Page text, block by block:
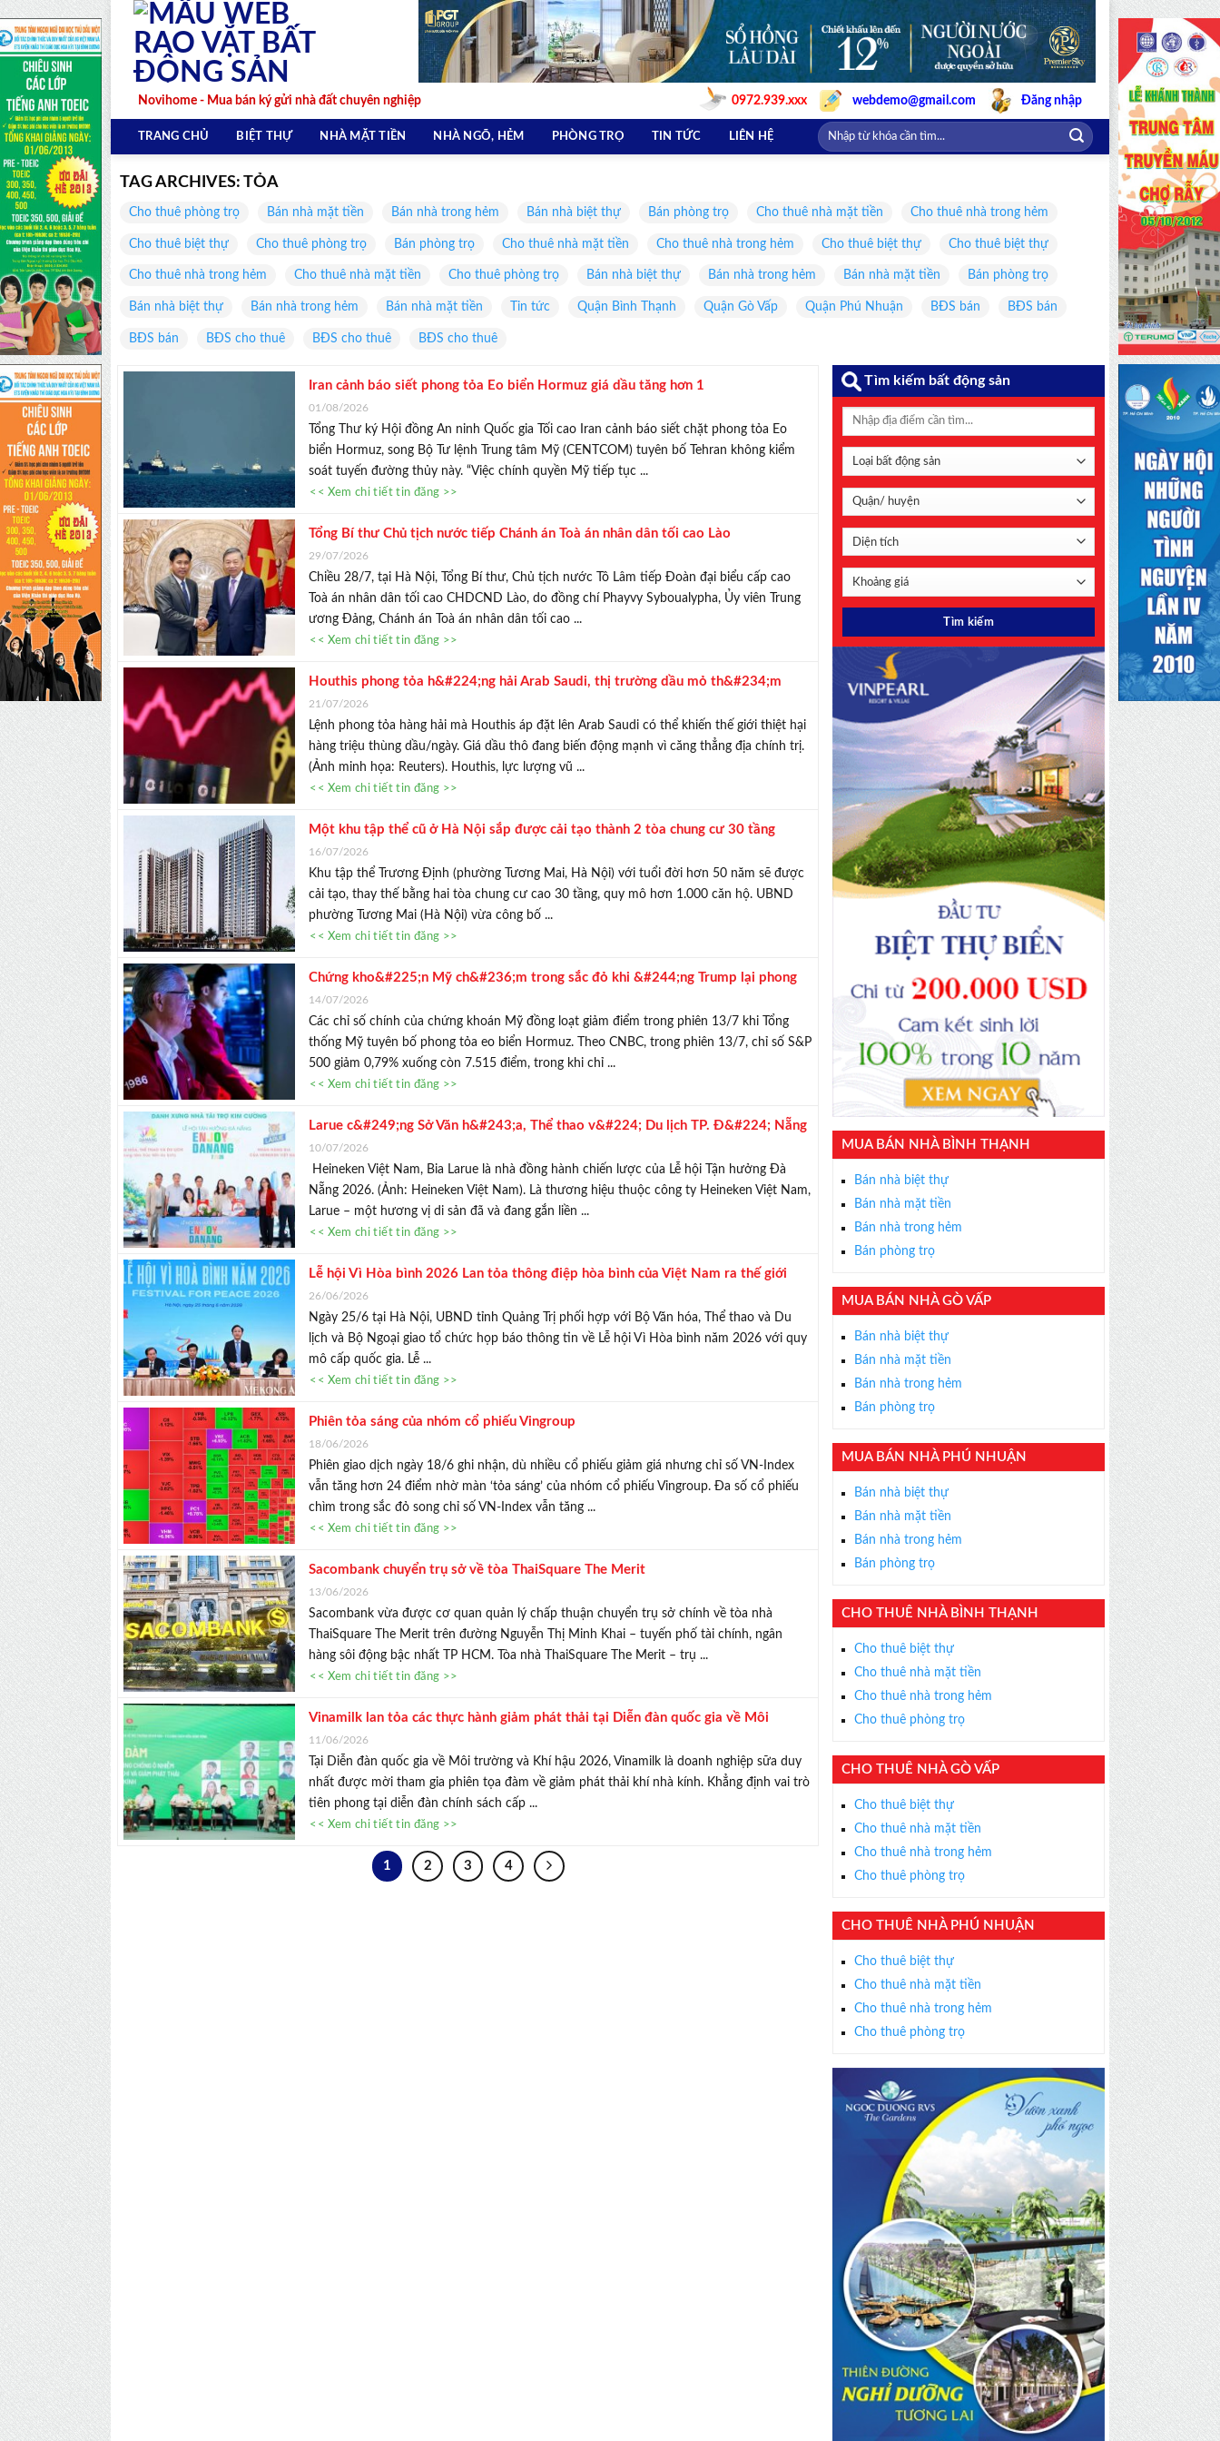
TƯ VẤN MIỄN PHÍ
Với hơn 1000 căn nhà và 50 sales thân thiện, nhiệt tình,
×
Skip
content
Novihome - Mua bán ký gửi nhà đất chuyên nghiệp 0972.939.xxx webdemo@gmail.com Đăng nhập
TRANG CHỦ BIỆT THỰ NHÀ MẶT TIỀN NHÀ NGÕ, HẺM PHÒNG TRỌ TIN TỨC LIÊN HỆ
TAG ARCHIVES: TỎA
Cho thuê phòng trọ Bán nhà mặt tiền Bán nhà trong hẻm Bán nhà biệt thự Bán phòng trọ Cho thuê nhà mặt tiền Cho thuê nhà trong hẻm
Cho thuê biệt thự Cho thuê phòng trọ Bán phòng trọ Cho thuê nhà mặt tiền Cho thuê nhà trong hẻm Cho thuê biệt thự Cho thuê biệt thự
Cho thuê nhà trong hẻm Cho thuê nhà mặt tiền Cho thuê phòng trọ Bán nhà biệt thự Bán nhà trong hẻm Bán nhà mặt tiền Bán phòng trọ
Bán nhà biệt thự Bán nhà trong hẻm Bán nhà mặt tiền Tin tức Quận Bình Thạnh Quận Gò Vấp Quận Phú Nhuận BĐS bán BĐS bán
BĐS bán BĐS cho thuê BĐS cho thuê BĐS cho thuê
Iran cảnh báo siết phong tỏa Eo biển Hormuz giá dầu tăng hơn 1
01/08/2026
Tổng Thư ký Hội đồng An ninh Quốc gia Tối cao Iran cảnh báo siết chặt phong tỏa Eo
biển Hormuz, song Bộ Tư lệnh Trung tâm Mỹ (CENTCOM) tuyên bố Tehran không kiểm
soát tuyến đường thủy này. “Việc chính quyền Mỹ tiếp tục ...
<< Xem chi tiết tin đăng >>
Tổng Bí thư Chủ tịch nước tiếp Chánh án Toà án nhân dân tối cao Lào
29/07/2026
Chiều 28/7, tại Hà Nội, Tổng Bí thư, Chủ tịch nước Tô Lâm tiếp Đoàn đại biểu cấp cao
Toà án nhân dân tối cao CHDCND Lào, do đồng chí Phayvy Syboualypha, Ủy viên Trung
ương Đảng, Chánh án Toà án nhân dân tối cao ...
<< Xem chi tiết tin đăng >>
Houthis phong tỏa h&#224;ng hải Arab Saudi, thị trường dầu mỏ th&#234;m
&#225;p lực
21/07/2026
Lệnh phong tỏa hàng hải mà Houthis áp đặt lên Arab Saudi có thể khiến thế giới thiệt hại
hàng triệu thùng dầu/ngày. Giá dầu thô đang biến động mạnh vì căng thẳng địa chính trị.
(Ảnh minh họa: Reuters). Houthis, lực lượng vũ ...
<< Xem chi tiết tin đăng >>
Một khu tập thể cũ ở Hà Nội sắp được cải tạo thành 2 tòa chung cư 30 tầng
16/07/2026
Khu tập thể Trương Định (phường Tương Mai, Hà Nội) với tuổi đời hơn 50 năm sẽ được
cải tạo, thay thế bằng hai tòa chung cư cao 30 tầng, quy mô hơn 1.000 căn hộ. UBND
phường Tương Mai (Hà Nội) vừa công bố ...
<< Xem chi tiết tin đăng >>
Chứng kho&#225;n Mỹ ch&#236;m trong sắc đỏ khi &#244;ng Trump lại phong
tỏa eo biển Hormuz
14/07/2026
Các chỉ số chính của chứng khoán Mỹ đồng loạt giảm điểm trong phiên 13/7 khi Tổng
thống Mỹ tuyên bố phong tỏa eo biển Hormuz. Theo CNBC, trong phiên 13/7, chỉ số S&P
500 giảm 0,79% xuống còn 7.515 điểm, trong khi chỉ ...
<< Xem chi tiết tin đăng >>
Larue c&#249;ng Sở Văn h&#243;a, Thể thao v&#224; Du lịch TP. Đ&#224; Nẵng
lan tỏa gi&#225; trị văn h&#243;a, ẩm thực v&#224; du lịch địa phương
10/07/2026
Nẵng 2026. (Ảnh: Heineken Việt Nam). ‏Là thương hiệu thuộc công ty Heineken Việt Nam,
Larue – một hương vị di sản đã và đang gắ‏‏n liền ...
<< Xem chi tiết tin đăng >>
Lễ hội Vì Hòa bình 2026 Lan tỏa thông điệp hòa bình của Việt Nam ra thế giới
26/06/2026
Ngày 25/6 tại Hà Nội, UBND tỉnh Quảng Trị phối hợp với Bộ Văn hóa, Thể thao và Du
lịch và Bộ Ngoại giao tổ chức họp báo thông tin về Lễ hội Vì Hòa bình năm 2026 với quy
mô cấp quốc gia. Lễ ...
<< Xem chi tiết tin đăng >>
Phiên tỏa sáng của nhóm cổ phiếu Vingroup
18/06/2026
Phiên giao dịch ngày 18/6 ghi nhận, dù nhiều cổ phiếu giảm giá nhưng chỉ số VN-Index
vẫn tăng hơn 24 điểm nhờ màn ‘tỏa sáng’ của nhóm cổ phiếu Vingroup. Đa số cổ phiếu
chìm trong sắc đỏ song chỉ số VN-Index vẫn tăng ...
<< Xem chi tiết tin đăng >>
Sacombank chuyển trụ sở về tòa ThaiSquare The Merit
13/06/2026
Sacombank vừa được cơ quan quản lý chấp thuận chuyển trụ sở chính về tòa nhà
ThaiSquare The Merit trên đường Nguyễn Thị Minh Khai – tuyến phố tài chính, ngân
hàng sôi động bậc nhất TP HCM. Tòa nhà ThaiSquare The Merit – trụ ...
<< Xem chi tiết tin đăng >>
Vinamilk lan tỏa các thực hành giảm phát thải tại Diễn đàn quốc gia về Môi
trường
11/06/2026
Tại Diễn đàn quốc gia về Môi trường và Khí hậu 2026, Vinamilk là doanh nghiệp sữa duy
nhất được mời tham gia phiên tọa đàm về giảm phát thải khí nhà kính. Khẳng định vai trò
tiên phong tại diễn đàn chính sách cấp ...
<< Xem chi tiết tin đăng >>
1 2 3 4
Tìm kiếm bất động sản
MUA BÁN NHÀ BÌNH THẠNH
Bán nhà biệt thự
Bán nhà mặt tiền
Bán nhà trong hẻm
Bán phòng trọ
MUA BÁN NHÀ GÒ VẤP
Bán nhà biệt thự
Bán nhà mặt tiền
Bán nhà trong hẻm
Bán phòng trọ
MUA BÁN NHÀ PHÚ NHUẬN
Bán nhà biệt thự
Bán nhà mặt tiền
Bán nhà trong hẻm
Bán phòng trọ
CHO THUÊ NHÀ BÌNH THẠNH
Cho thuê biệt thự
Cho thuê nhà mặt tiền
Cho thuê nhà trong hẻm
Cho thuê phòng trọ
CHO THUÊ NHÀ GÒ VẤP
Cho thuê biệt thự
Cho thuê nhà mặt tiền
Cho thuê nhà trong hẻm
Cho thuê phòng trọ
CHO THUÊ NHÀ PHÚ NHUẬN
Cho thuê biệt thự
Cho thuê nhà mặt tiền
Cho thuê nhà trong hẻm
Cho thuê phòng trọ